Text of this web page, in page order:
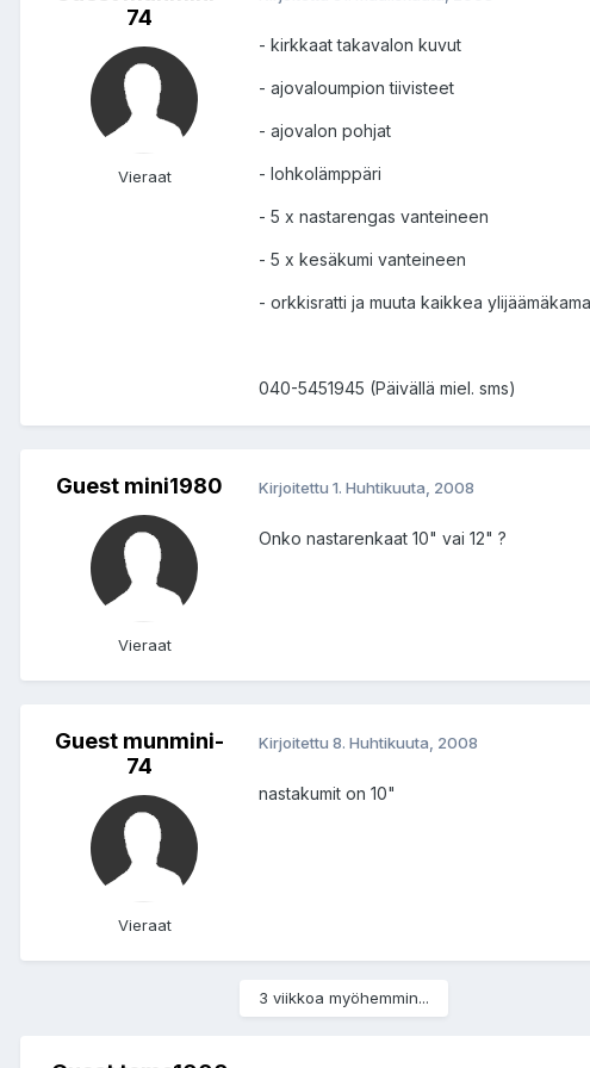
74
Vieraat
- kirkkaat takavalon kuvut
- ajovaloumpion tiivisteet
- ajovalon pohjat
- lohkolämppäri
- 5 x nastarengas vanteineen
- 5 x kesäkumi vanteineen
- orkkisratti ja muuta kaikkea
040-5451945 (Päivällä miel. sms)
Guest mini1980
Vieraat
Kirjoitettu 1. Huhtikuuta, 2008
Onko nastarenkaat 10" vai 12" ?
Guest munmini-
74
Vieraat
Kirjoitettu 8. Huhtikuuta, 2008
nastakumit on 10"
3 viikkoa myöhemmin...